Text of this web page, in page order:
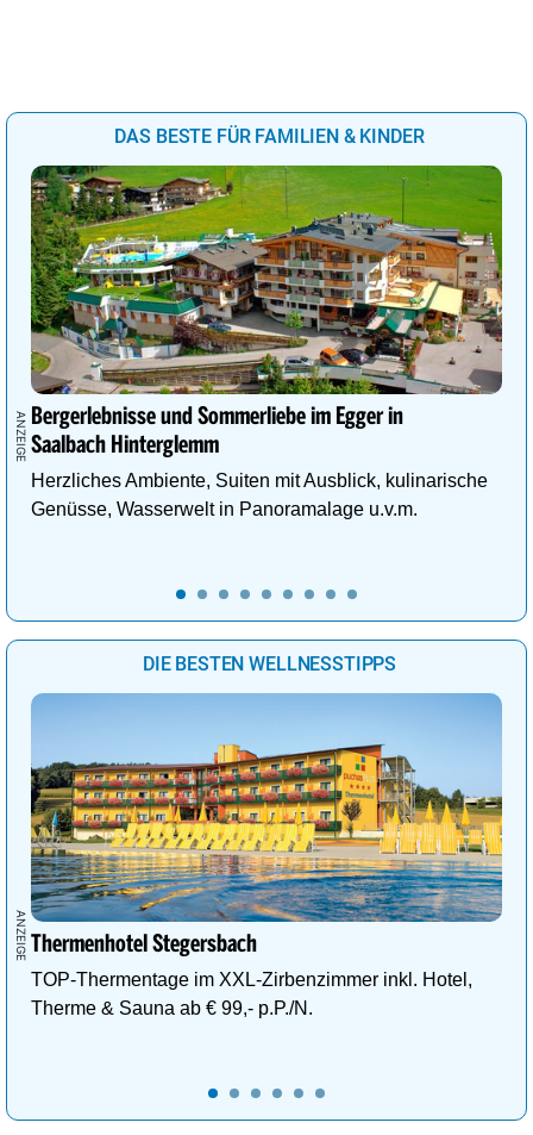
DAS BESTE FÜR FAMILIEN & KINDER
Bergerlebnisse und Sommerliebe im Egger in
Saalbach Hinterglemm
Herzliches Ambiente, Suiten mit Ausblick, kulinarische
Genüsse, Wasserwelt in Panoramalage u.v.m.
DIE BESTEN WELLNESSTIPPS
Thermenhotel Stegersbach
TOP-Thermentage im XXL-Zirbenzimmer inkl. Hotel,
Therme & Sauna ab € 99,- p.P./N.